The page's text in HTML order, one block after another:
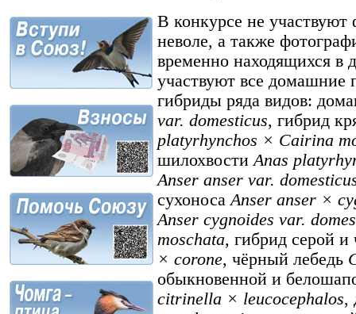
В конкурсе не
неволе, а также
временно находящихся в
участвуют все домашние
гибриды ряда видов:
var. domesticus, гибрид
platyrhynchos × Cairina
шилохвостиAnas
Anser anser var.
сухоносаAnser anser ×
Anser cygnoides var.
moschata, гибрид серой
× corone, чёрный лебедь
обыкновенной и
citrinella × leucocephalos,